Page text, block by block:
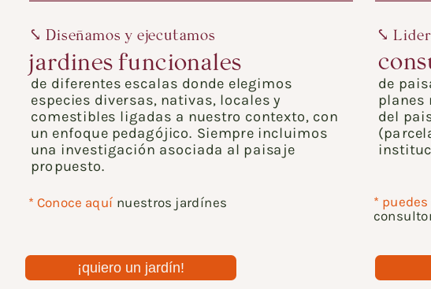
¡quiero un jardín! ¡quiero saber más!
⤥
⤥ Diseñamos y ejecutamos
jardines funcionales
de diferentes escalas donde elegimos
especies diversas, nativas, locales y
comestibles ligadas a nuestro contexto, con
un enfoque pedagójico. Siempre incluimos
una investigación asociada al paisaje
propuesto.
de
planes
del
*
* Conoce aquí nuestros jardínes